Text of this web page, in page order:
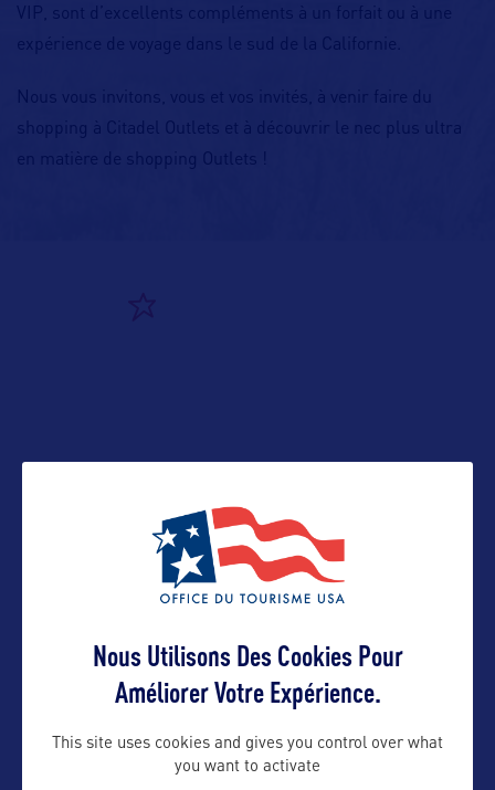
VIP, sont d’excellents compléments à un forfait ou à une
expérience de voyage dans le sud de la Californie.
Nous vous invitons, vous et vos invités, à venir faire du
shopping à Citadel Outlets et à découvrir le nec plus ultra
en matière de shopping Outlets !
100 Citadel Drive, Suite #480
CA 90040
Tel : 323-888-1724
Contact presse
cynthia@easeyglobalmarketing.com
Nous Utilisons Des Cookies Pour
Améliorer Votre Expérience.
This site uses cookies and gives you control over what
you want to activate